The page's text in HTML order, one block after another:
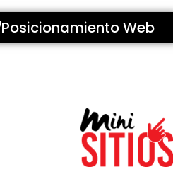
Posicionamiento Web